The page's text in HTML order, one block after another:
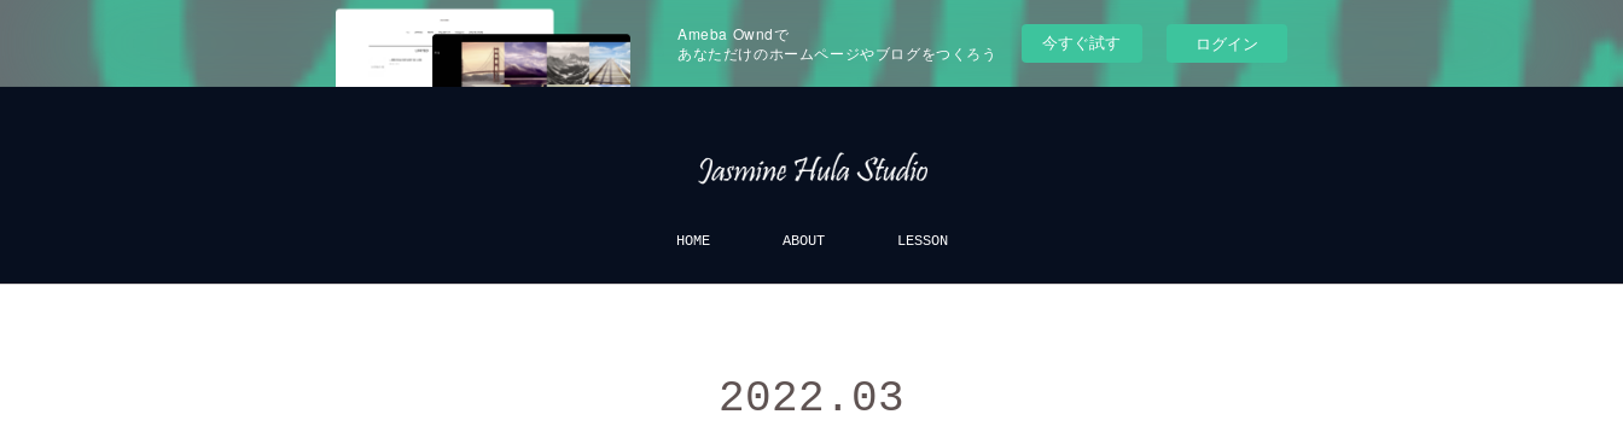
Ameba Owndで
あなただけのホームページやブログをつくろう
今すぐ試す ログイン
HOME ABOUT LESSON
2022 . 03